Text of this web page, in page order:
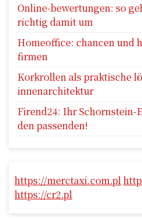
Online-bewertungen: so
richtig damit um
Homeoffice: chancen und
firmen
Korkrollen als praktische
innenarchitektur
Firend24: Ihr Schornstein-
den passenden!
https://merctaxi.com.pl
https://cr2.pl